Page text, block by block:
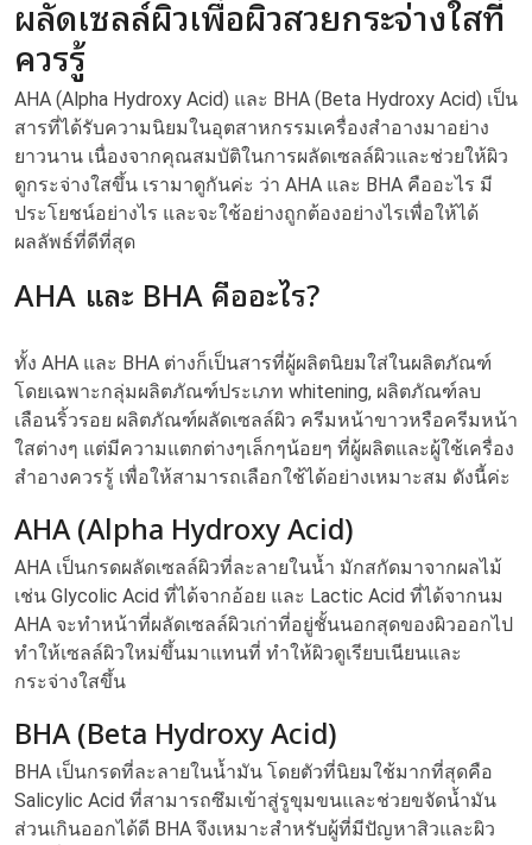
ผลัดเซลล์ผิวเพื่อผิวสวยกระจ่างใสที่
ควรรู้
AHA (Alpha Hydroxy Acid) และ BHA (Beta Hydroxy Acid) เป็น
สารที่ได้รับความนิยมในอุตสาหกรรมเครื่องสำอางมาอย่าง
ยาวนาน เนื่องจากคุณสมบัติในการผลัดเซลล์ผิวและช่วยให้ผิว
ดูกระจ่างใสขึ้น เรามาดูกันค่ะ ว่า AHA และ BHA คืออะไร มี
ประโยชน์อย่างไร และจะใช้อย่างถูกต้องอย่างไรเพื่อให้ได้
ผลลัพธ์ที่ดีที่สุด
AHA และ BHA คืออะไร?
ทั้ง AHA และ BHA ต่างก็เป็นสารที่ผู้ผลิตนิยมใส่ในผลิตภัณฑ์
โดยเฉพาะกลุ่มผลิตภัณฑ์ประเภท whitening, ผลิตภัณฑ์ลบ
เลือนริ้วรอย ผลิตภัณฑ์ผลัดเซลล์ผิว ครีมหน้าขาวหรือครีมหน้า
ใสต่างๆ แต่มีความแตกต่างๆเล็กๆน้อยๆ ที่ผู้ผลิตและผู้ใช้เครื่อง
สำอางควรรู้ เพื่อให้สามารถเลือกใช้ได้อย่างเหมาะสม ดังนี้ค่ะ
AHA (Alpha Hydroxy Acid)
AHA เป็นกรดผลัดเซลล์ผิวที่ละลายในน้ำ มักสกัดมาจากผลไม้
เช่น Glycolic Acid ที่ได้จากอ้อย และ Lactic Acid ที่ได้จากนม
AHA จะทำหน้าที่ผลัดเซลล์ผิวเก่าที่อยู่ชั้นนอกสุดของผิวออกไป
ทำให้เซลล์ผิวใหม่ขึ้นมาแทนที่ ทำให้ผิวดูเรียบเนียนและ
กระจ่างใสขึ้น
BHA (Beta Hydroxy Acid)
BHA เป็นกรดที่ละลายในน้ำมัน โดยตัวที่นิยมใช้มากที่สุดคือ
Salicylic Acid ที่สามารถซึมเข้าสู่รูขุมขนและช่วยขจัดน้ำมัน
ส่วนเกินออกได้ดี BHA จึงเหมาะสำหรับผู้ที่มีปัญหาสิวและผิว